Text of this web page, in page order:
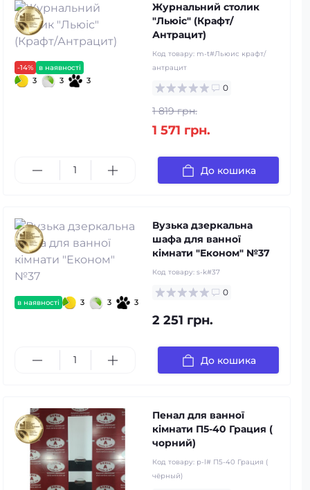
-14% в наявності
3 3 3
Журнальний столик
"Льюіс" (Крафт/
Антрацит)
Код товару: m-t#Льюис крафт/
антрацит
0
1 819 грн.
1 571 грн.
До кошика
в наявності 3 3 3
Вузька дзеркальна
шафа для ванної
кімнати "Економ" №37
Код товару: s-k#37
0
2 251 грн.
До кошика
Пенал для ванної
кімнати П5-40 Грация (
чорний)
Код товару: p-l# П5-40 Грация (
чёрный)